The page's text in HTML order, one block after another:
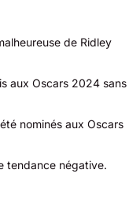
de Ridley
aux Oscars 2024 sans
nominés aux Oscars
tendance négative.